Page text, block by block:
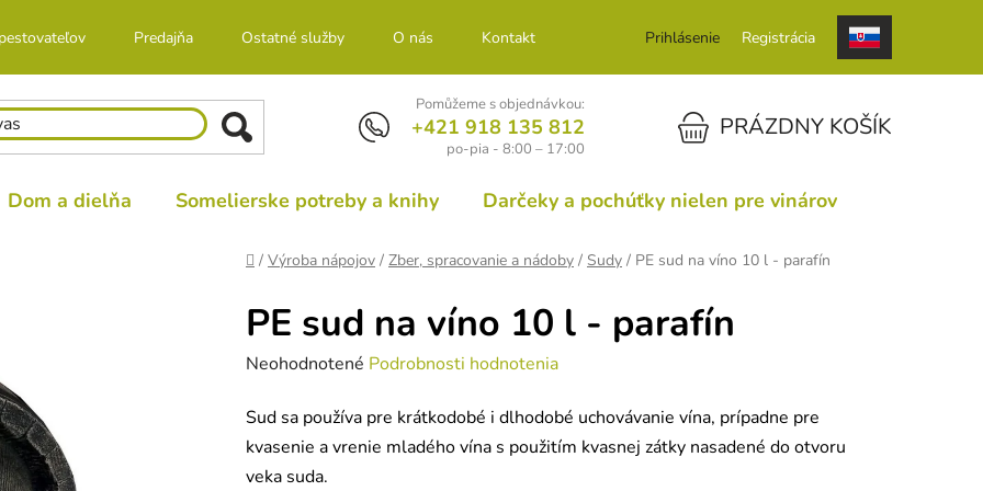
Predajňa Ostatné služby O nás Kontakt Prihlásenie Registrácia
Pomůžeme s objednávkou:
+421 918 135 812
po-pia - 8:00 – 17:00
NÁKUPNÝ KOŠÍKPRÁZDNY KOŠÍK
Dom a dielňa Somelierske potreby a knihy Darčeky a pochúťky nielen pre vinárov
Domov
/ Výroba nápojov / Zber, spracovanie a nádoby / Sudy / PE sud na víno 10 l - parafín
PE sud na víno 10 l - parafín
Priemerné
produktu
je
0,0
Neohodnotené Podrobnosti hodnotenia
Sud sa používa pre krátkodobé i dlhodobé uchovávanie vína, prípadne pre
kvasenie a vrenie mladého vína s použitím kvasnej zátky nasadené do otvoru
veka suda.